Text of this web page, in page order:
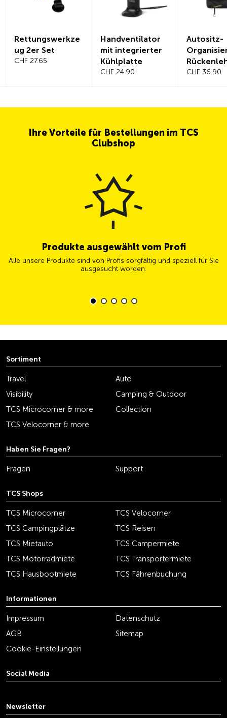
Rettungswerkze
ug 2er Set
CHF 27.65
Handventilator
mit integrierter
Kühlplatte
CHF 24.90
Autositz-
hutz
CHF 36.90
Ihre Vorteile für Bestellungen im TCS
Clubshop
Produkte ausgewählt vom Profi
Alle unsere Produkte sind von Profis sorgfältig und speziell für Sie
ausgesucht worden.
Sortiment
Travel
Auto
Visibility
Camping & Outdoor
TCS Microcorner & more
Collection
TCS Velocorner & more
Haben Sie Fragen?
Fragen Support
TCS Shops
TCS Microcorner
TCS Velocorner
TCS Campingplätze
TCS Reisen
TCS Mietauto
TCS Campermiete
TCS Motorradmiete
TCS Transportermiete
TCS Hausbootmiete
TCS Fährenbuchung
Informationen
Impressum
Datenschutz
AGB
Sitemap
Cookie-Einstellungen
Social Media
Newsletter